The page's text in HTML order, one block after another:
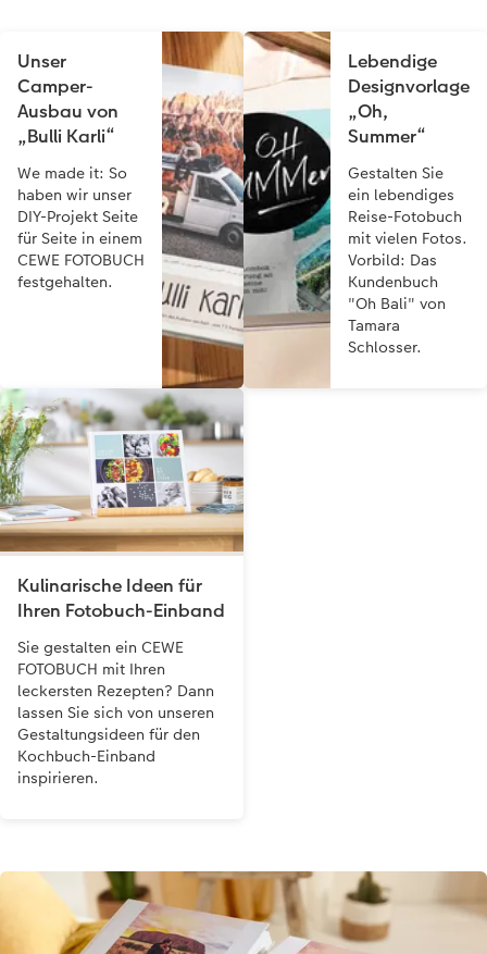
Unser
Camper-
Ausbau von
„Bulli Karli“
We made it: So
haben wir unser
DIY-Projekt Seite
für Seite in einem
CEWE FOTOBUCH
festgehalten.
Lebendige
Designvorlage
„Oh,
Summer“
Gestalten Sie
ein lebendiges
Reise-Fotobuch
mit vielen Fotos.
Vorbild: Das
Kundenbuch
"Oh Bali" von
Tamara
Schlosser.
Kulinarische Ideen für
Ihren Fotobuch-Einband
Sie gestalten ein CEWE
FOTOBUCH mit Ihren
leckersten Rezepten? Dann
lassen Sie sich von unseren
Gestaltungsideen für den
Kochbuch-Einband
inspirieren.